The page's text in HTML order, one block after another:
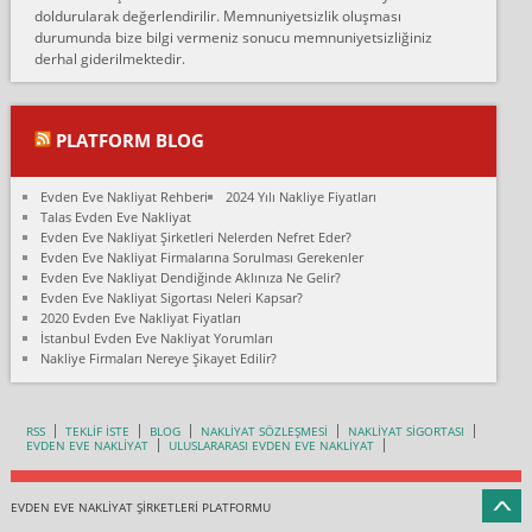
Fatih kokmese:
Diyarbakır dan eşyamı getirtmek için anlaştım sözleşme yaptım.
Son anda fiyat artırdılar.. mecburiyetten tasittim.. bu kişiler ağrılı
Ali:
olduk. Asansörlü dediler sonra uraya asansör kurulmaz dediler
fark istediler. ortada asa...
Nimet:
Ben 2021 Ağustos ilk haftası Evimi taşıdım yani İstanbul'un bir
Mahallesi'nden bir başka Mahallesi'ne yani Ümraniye bölgesinde
oturuyorum önceleri ara...
Nimet Köse:
Hancıoğlu naklyatla taşındım...
Karabükden İzmir'e Karabük kardem naklyat la taşındım bir çok
esyam kaybolmuş.aradigimda çok ilgilenilmedi evi aramanı
doldurularak değerlendirilir. Memnuniyetsizlik oluşması
durumunda bize bilgi vermeniz sonucu memnuniyetsizliğiniz
derhal giderilmektedir.
PLATFORM BLOG
Evden Eve Nakliyat Rehberi
2024 Yılı Nakliye Fiyatları
Talas Evden Eve Nakliyat
Evden Eve Nakliyat Şirketleri Nelerden Nefret Eder?
Evden Eve Nakliyat Firmalarına Sorulması Gerekenler
Evden Eve Nakliyat Dendiğinde Aklınıza Ne Gelir?
Evden Eve Nakliyat Sigortası Neleri Kapsar?
2020 Evden Eve Nakliyat Fiyatları
İstanbul Evden Eve Nakliyat Yorumları
Nakliye Firmaları Nereye Şikayet Edilir?
RSS TEKLİF İSTE BLOG NAKLİYAT SÖZLEŞMESİ
NAKLİYAT SİGORTASI
EVDEN EVE NAKLİYAT
ULUSLARARASI EVDEN EVE NAKLİYAT
EVDEN EVE NAKLİYAT ŞİRKETLERİ PLATFORMU